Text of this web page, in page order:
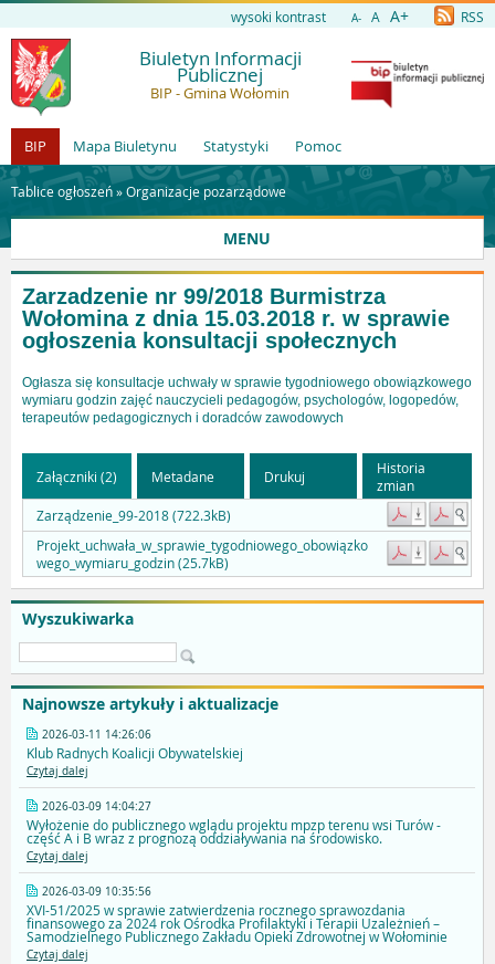
wysoki kontrast A- A A+ RSS
Biuletyn Informacji
Publicznej
BIP - Gmina Wołomin
BIP Mapa Biuletynu Statystyki Pomoc
Tablice ogłoszeń »Organizacje pozarządowe
MENU
Wyszukiwarka
Najnowsze artykuły i aktualizacje
2026-03-11 14:26:06
Klub Radnych Koalicji Obywatelskiej
Czytaj dalej
2026-03-09 14:04:27
Wyłożenie do publicznego wglądu projektu mpzp terenu wsi Turów -
część A i B wraz z prognozą oddziaływania na środowisko.
Czytaj dalej
2026-03-09 10:35:56
XVI-51/2025 w sprawie zatwierdzenia rocznego sprawozdania
finansowego za 2024 rok Ośrodka Profilaktyki i Terapii Uzależnień –
Samodzielnego Publicznego Zakładu Opieki Zdrowotnej w Wołominie
Czytaj dalej
Zarzadzenie nr 99/2018 Burmistrza
Wołomina z dnia 15.03.2018 r. w sprawie
ogłoszenia konsultacji społecznych
Ogłasza się konsultacje uchwały w sprawie tygodniowego obowiązkowego
wymiaru godzin zajęć nauczycieli pedagogów, psychologów, logopedów,
terapeutów pedagogicznych i doradców zawodowych
Załączniki (2) Metadane Drukuj
Historia
zmian
Zarządzenie_99-2018 (722.3kB)
Projekt_uchwała_w_sprawie_tygodniowego_obowiązko
wego_wymiaru_godzin (25.7kB)